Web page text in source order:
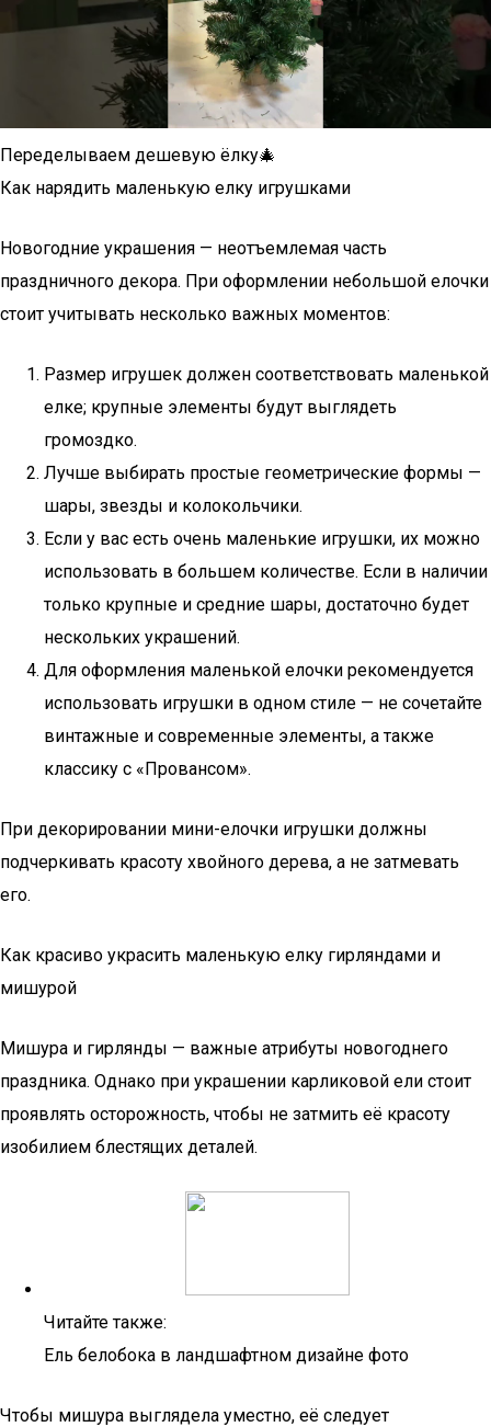
Переделываем дешевую ёлку🎄
Как нарядить маленькую елку игрушками
Новогодние украшения — неотъемлемая часть
праздничного декора. При оформлении небольшой елочки
стоит учитывать несколько важных моментов:
Размер игрушек должен соответствовать маленькой
елке; крупные элементы будут выглядеть
громоздко.
Лучше выбирать простые геометрические формы —
шары, звезды и колокольчики.
Если у вас есть очень маленькие игрушки, их можно
использовать в большем количестве. Если в наличии
только крупные и средние шары, достаточно будет
нескольких украшений.
Для оформления маленькой елочки рекомендуется
использовать игрушки в одном стиле — не сочетайте
винтажные и современные элементы, а также
классику с «Провансом».
При декорировании мини-елочки игрушки должны
подчеркивать красоту хвойного дерева, а не затмевать
его.
Как красиво украсить маленькую елку гирляндами и
мишурой
Мишура и гирлянды — важные атрибуты новогоднего
праздника. Однако при украшении карликовой ели стоит
проявлять осторожность, чтобы не затмить её красоту
изобилием блестящих деталей.
Читайте также:
Ель белобока в ландшафтном дизайне фото
Чтобы мишура выглядела уместно, её следует